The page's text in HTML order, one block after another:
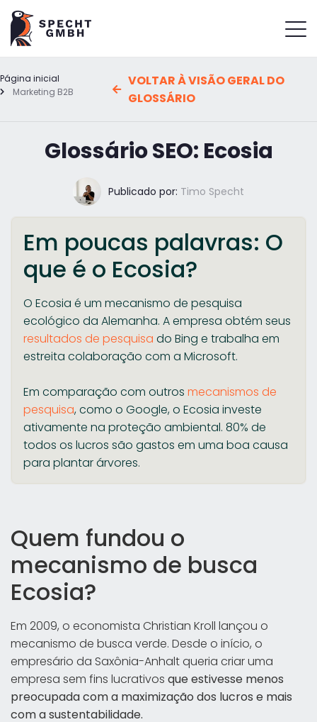
Página inicial
Marketing B2B
VOLTAR À VISÃO GERAL DO
GLOSSÁRIO
Glossário SEO: Ecosia
Publicado por: Timo Specht
Em poucas palavras: O
que é o Ecosia?
O Ecosia é um mecanismo de pesquisa
ecológico da Alemanha. A empresa obtém seus
resultados de pesquisa do Bing e trabalha em
estreita colaboração com a Microsoft.
Em comparação com outros mecanismos de
pesquisa, como o Google, o Ecosia investe
ativamente na proteção ambiental. 80% de
todos os lucros são gastos em uma boa causa
para plantar árvores.
Quem fundou o
mecanismo de busca
Ecosia?
Em 2009, o economista Christian Kroll lançou o
mecanismo de busca verde. Desde o início, o
empresário da Saxônia-Anhalt queria criar uma
empresa sem fins lucrativos que estivesse menos
preocupada com a maximização dos lucros e mais
com a sustentabilidade.